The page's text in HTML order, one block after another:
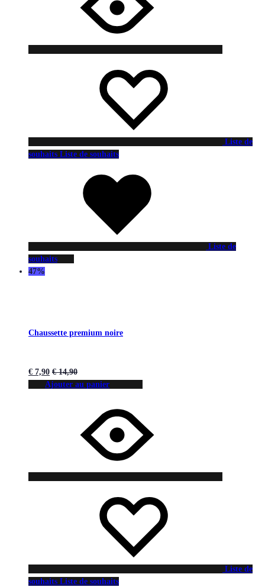
Liste de
souhaits Liste de souhaits
Liste de
souhaits
47%
Chaussette premium noire
€ 7,90 €14,90
Ajouter au panier
Liste de
souhaits Liste de souhaits